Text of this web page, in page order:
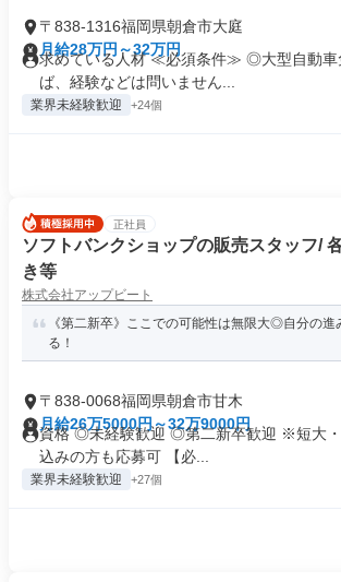
〒838-1316福岡県朝倉市大庭
月給28万円～32万円
求めている人材 ≪必須条件≫ ◎大型自動車
ば、経験などは問いません...
業界未経験歓迎 +24個
正社員
ソフトバンクショップの販売スタッフ/
き等
株式会社アップビート
《第二新卒》ここでの可能性は無限大◎自分の進
る！
〒838-0068福岡県朝倉市甘木
月給26万5000円～32万9000円
資格 ◎未経験歓迎 ◎第二新卒歓迎 ※短大・
込みの方も応募可 【必...
業界未経験歓迎 +27個